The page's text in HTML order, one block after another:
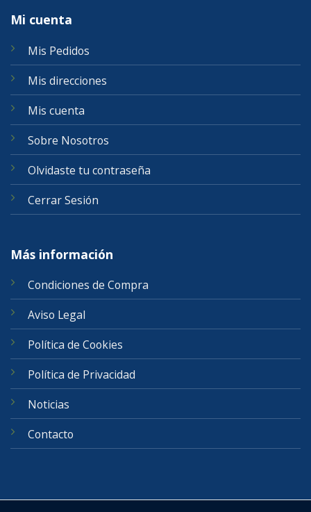
Mi cuenta
Mis Pedidos
Mis direcciones
Mis cuenta
Sobre Nosotros
Olvidaste tu contraseña
Cerrar Sesión
Más información
Condiciones de Compra
Aviso Legal
Política de Cookies
Política de Privacidad
Noticias
Contacto